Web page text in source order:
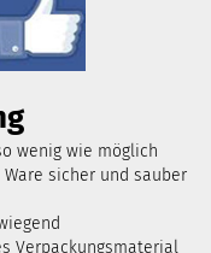
wenig wie möglich
sicher und sauber
Verpackungsmaterial